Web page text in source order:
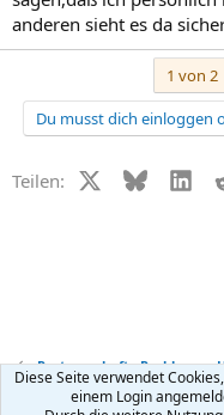
anderen sieht es da
1 von 2
Du musst dich einloggen
Teilen: X (Twitter)
Bluesky
Partnerschafts-Probleme -
Diese Seite verwendet
einem Login